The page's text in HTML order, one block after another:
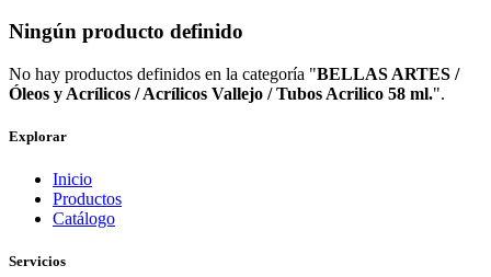
Ningún producto definido
No hay productos definidos en la categoría "BELLAS ARTES /
Óleos y Acrílicos / Acrílicos Vallejo / Tubos Acrilico 58 ml.".
Explorar
Inicio
Productos
Catálogo
Servicios